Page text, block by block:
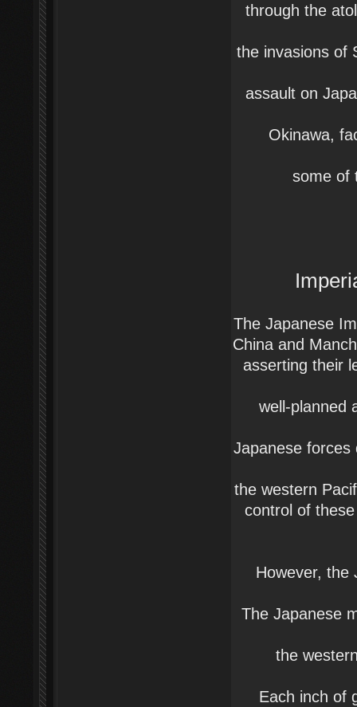
through the
the invasions of
assault on
Okinawa,
some of
The Japanese
China and
asserting their
well-planned
Japanese forces
the western
control of
However, the
The Japanese
the
Each inch of